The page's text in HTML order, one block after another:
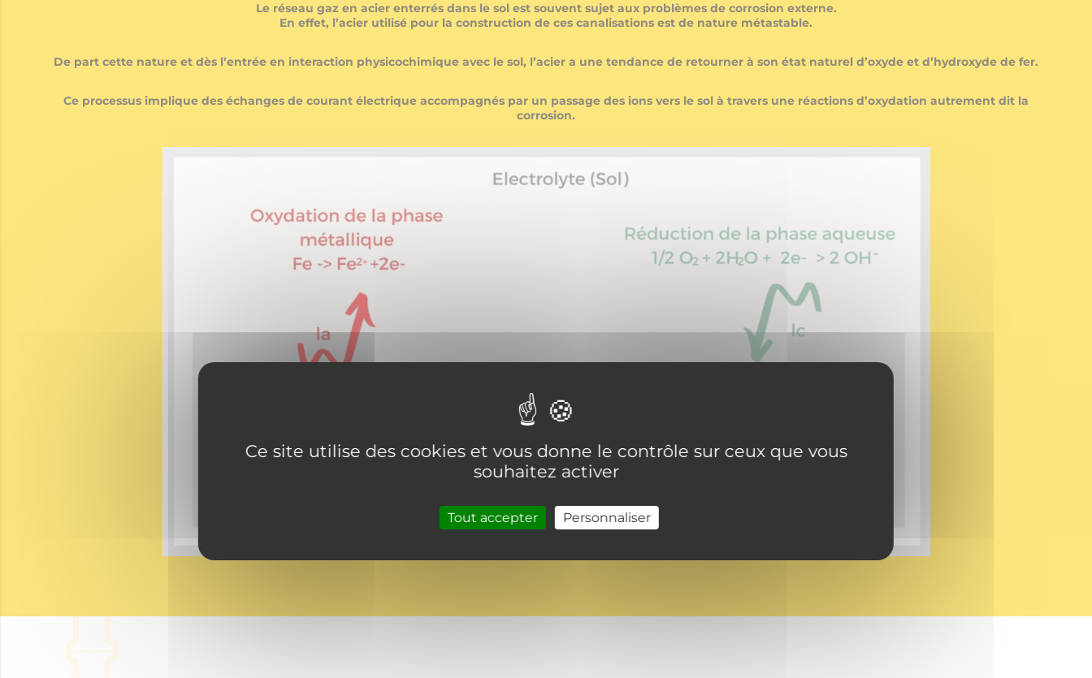
Le réseau gaz en acier enterrés dans le sol est souvent sujet aux problèmes de corrosion externe.
En effet, l’acier utilisé pour la construction de ces canalisations est de nature métastable.
De part cette nature et dès l’entrée en interaction physicochimique avec le sol, l’acier a une tendance de retourner à son état naturel d’oxyde et d’hydroxyde de fer.
Ce processus implique des échanges de courant électrique accompagnés par un passage des ions vers le sol à travers une réactions d’oxydation autrement dit la
corrosion.
Ce site utilise des cookies et vous donne le contrôle sur ceux que vous
souhaitez activer
Tout accepter Personnaliser